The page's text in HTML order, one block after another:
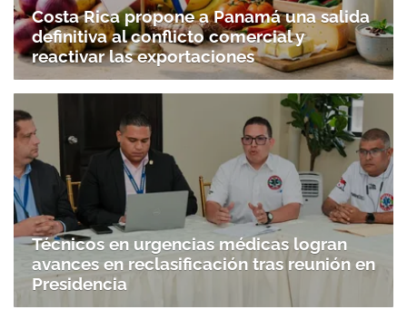
Costa Rica propone a Panamá una salida
definitiva al conflicto comercial y
reactivar las exportaciones
Técnicos en urgencias médicas logran
avances en reclasificación tras reunión en
Presidencia